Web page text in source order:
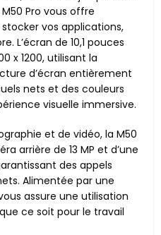
Pro vous offre
vos applications,
L’écran de 10,1 pouces
x 1200, utilisant la
d’écran entièrement
nets et des couleurs
visuelle immersive.
et de vidéo, la M50
arrière de 13 MP et d’une
des appels
Alimentée par une
assure une utilisation
ce soit pour le travail